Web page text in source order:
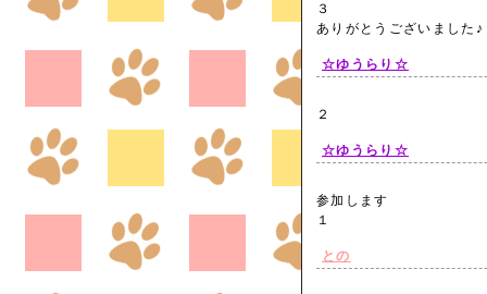
３
ありがとうございまし
☆ゆうらり☆
２
☆ゆうらり☆
参加します
１
との